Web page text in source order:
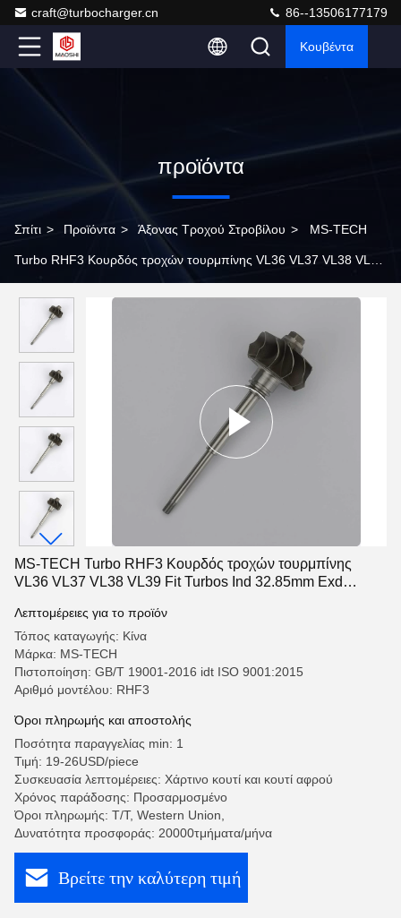
craft@turbocharger.cn 86--13506177179
Κουβέντα
προϊόντα
Σπίτι > Προϊόντα > Άξονας Τροχού Στροβίλου > MS-TECH
Turbo RHF3 Κουρδός τροχών τουρμπίνης VL36 VL37 VL38 VL39
MS-TECH Turbo RHF3 Κουρδός τροχών τουρμπίνης
VL36 VL37 VL38 VL39 Fit Turbos Ind 32.85mm Exd
Λεπτομέρειες για το προϊόν
Τόπος καταγωγής: Κίνα
Μάρκα: MS-TECH
Πιστοποίηση: GB/T 19001-2016 idt ISO 9001:2015
Αριθμό μοντέλου: RHF3
Όροι πληρωμής και αποστολής
Ποσότητα παραγγελίας min: 1
Τιμή: 19-26USD/piece
Συσκευασία λεπτομέρειες: Χάρτινο κουτί και κουτί αφρού
Χρόνος παράδοσης: Προσαρμοσμένο
Όροι πληρωμής: T/T, Western Union,
Δυνατότητα προσφοράς: 20000τμήματα/μήνα
Βρείτε την καλύτερη τιμή